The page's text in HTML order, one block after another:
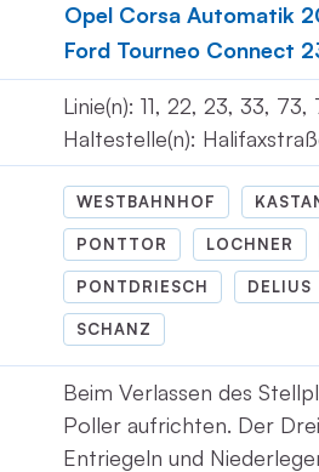
Opel Corsa Automatik
Ford Tourneo Connect
Linie(n): 11, 22, 23, 33,
Haltestelle(n):
WESTBAHNHOF
PONTTOR LOCHNER
PONTDRIESCH DELIUS
SCHANZ
Beim Verlassen des
Poller aufrichten. Der
Entriegeln und